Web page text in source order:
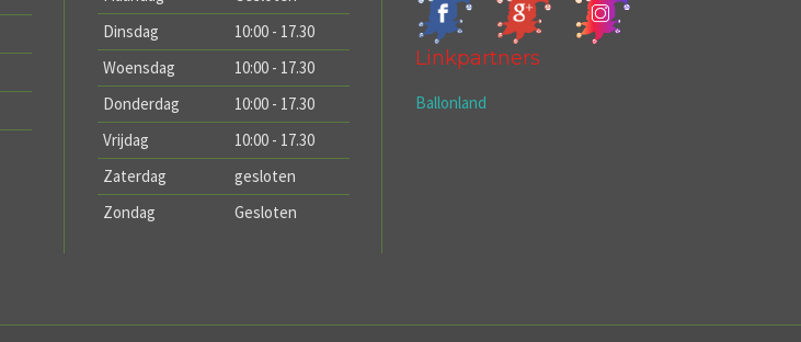
Dinsdag
10:00 - 17.30
Woensdag
10:00 - 17.30
Donderdag
10:00 - 17.30
Vrijdag
10:00 - 17.30
Zaterdag
gesloten
Zondag
Gesloten
Linkpartners
Ballonland